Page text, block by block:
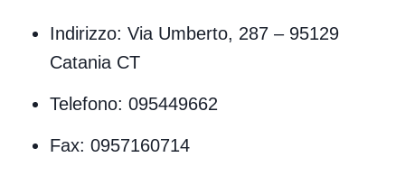
Indirizzo: Via Umberto, 287 – 95129
Catania CT
Telefono: 095449662
Fax: 0957160714